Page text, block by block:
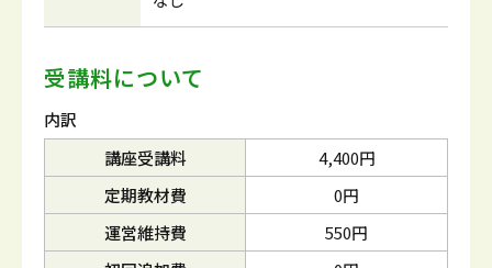
受講料について
内訳
講座受講料
4,400円
定期教材費
0円
運営維持費
550円